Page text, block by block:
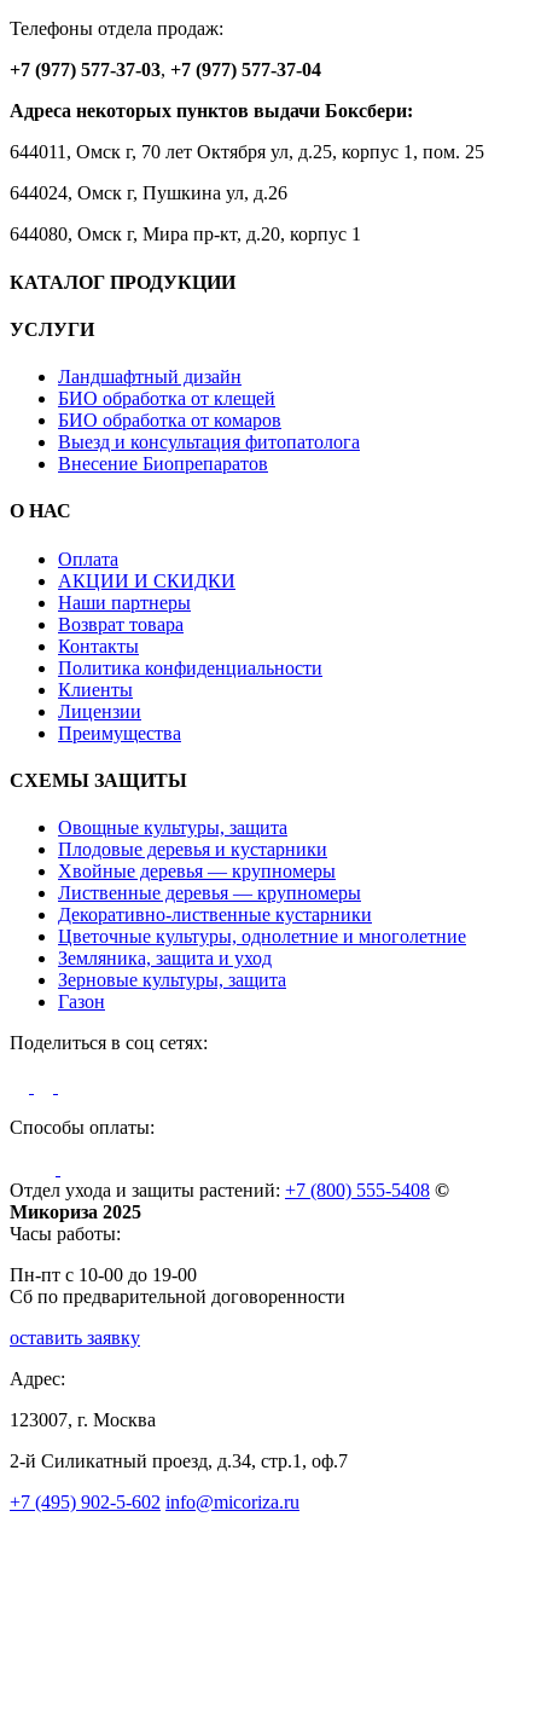
Телефоны отдела продаж:
+7 (977) 577-37-03, +7 (977) 577-37-04
Адреса некоторых пунктов выдачи Боксбери:
644011, Омск г, 70 лет Октября ул, д.25, корпус 1, пом. 25
644024, Омск г, Пушкина ул, д.26
644080, Омск г, Мира пр-кт, д.20, корпус 1
КАТАЛОГ ПРОДУКЦИИ
УСЛУГИ
Ландшафтный дизайн
БИО обработка от клещей
БИО обработка от комаров
Выезд и консультация фитопатолога
Внесение Биопрепаратов
О НАС
Оплата
АКЦИИ И СКИДКИ
Наши партнеры
Возврат товара
Контакты
Политика конфиденциальности
Клиенты
Лицензии
Преимущества
СХЕМЫ ЗАЩИТЫ
Овощные культуры, защита
Плодовые деревья и кустарники
Хвойные деревья — крупномеры
Лиственные деревья — крупномеры
Декоративно-лиственные кустарники
Цветочные культуры, однолетние и многолетние
Земляника, защита и уход
Зерновые культуры, защита
Газон
Поделиться в соц сетях:
Способы оплаты:
Отдел ухода и защиты растений: +7 (800) 555-5408 ©
Микориза 2025
Часы работы:
Пн-пт с 10-00 до 19-00
Сб по предварительной договоренности
оставить заявку
Адрес:
123007, г. Москва
2-й Силикатный проезд, д.34, стр.1, оф.7
+7 (495) 902-5-602 info@micoriza.ru